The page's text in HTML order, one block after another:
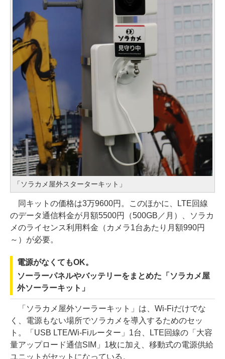
「ソラカメ屋外スターターキット」
同キットの価格は3万9600円。このほかに、LTE回線
のデータ通信料金が月額5500円（500GB／月）、ソラカ
メのライセンス利用料金（カメラ1台あたり月額990円
～）が必要。
電源がなくてもOK。
ソーラーパネルやバッテリーをまとめた「ソラカメ屋
外ソーラーキット」
「ソラカメ屋外ソーラーキット」は、Wi-Fiだけでな
く、電源もない場所でソラカメを導入するためのセッ
ト。「USB LTE/Wi-Fiルーター」1台、LTE回線の「大容
量アップロード通信SIM」1枚に加え、移動式の電源供給
ユニットがセットになっている。